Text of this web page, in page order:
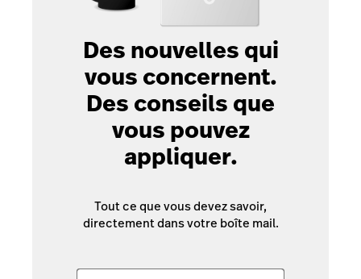
Des nouvelles qui
vous concernent.
Des conseils que
vous pouvez
appliquer.
Tout ce que vous devez savoir,
directement dans votre boîte mail.